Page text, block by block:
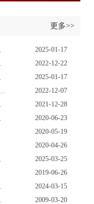
更多>>
2025-01-17
2022-12-22
2025-01-17
2022-12-07
2021-12-28
2020-06-23
2020-05-19
2020-04-26
2025-03-25
2019-06-26
2024-03-15
2009-03-20